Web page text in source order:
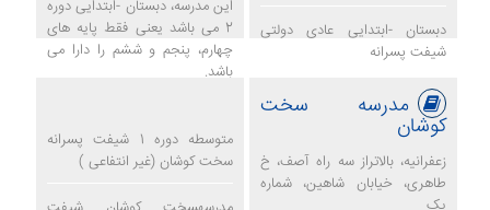
دبستان -ابتدایی عادی دولتی
شیفت پسرانه
این مدرسه، دبستان -ابتدایی دوره
2 می باشد یعنی فقط پایه های
چهارم، پنجم و ششم را دارا می
باشد.
مدرسه سخت
کوشان
زعفرانیه، بالاتراز سه راه آصف، خ
طاهری، خیابان شاهین، شماره
یک
متوسطه دوره 1 شیفت پسرانه
سخت کوشان (غیر انتفاعی )